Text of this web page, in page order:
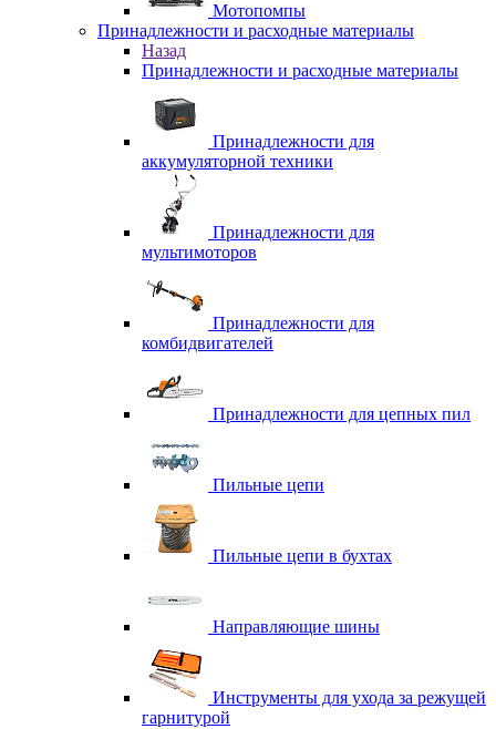
Мотопомпы
Принадлежности и расходные материалы
Назад
Принадлежности и расходные материалы
Принадлежности для
аккумуляторной техники
Принадлежности для
мультимоторов
Принадлежности для
комбидвигателей
Принадлежности для цепных пил
Пильные цепи
Пильные цепи в бухтах
Направляющие шины
Инструменты для ухода за режущей
гарнитурой